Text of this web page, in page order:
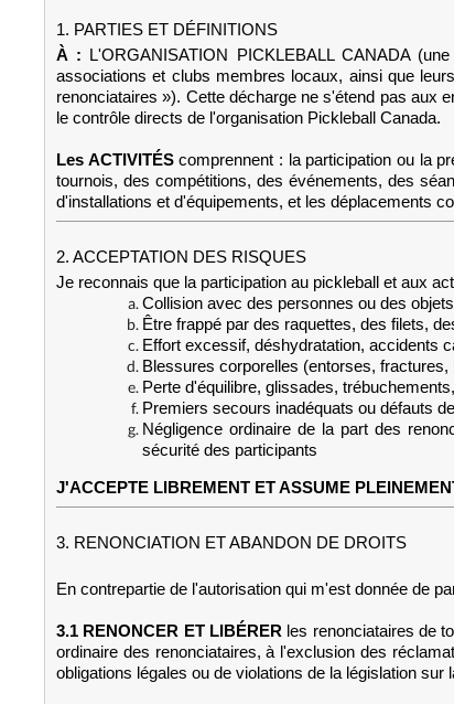
1. PARTIES ET DÉFINITIONS
À :
L'ORGANISATION PICKLEBALL CANADA
associations et clubs membres locaux, ainsi que
renonciataires »). Cette décharge ne s'étend pas aux
le contrôle directs de l'organisation Pickleball Canada.
Les ACTIVITÉScomprennent : la participation ou la
tournois, des compétitions, des événements, des
d'installations et d'équipements, et les déplacements
2. ACCEPTATION DES RISQUES
Je reconnais que la participation au pickleball et aux
Collision avec des personnes ou des objets
Être frappé par des raquettes, des filets,
Effort excessif, déshydratation, accidents
Blessures corporelles (entorses,
Perte d'équilibre, glissades,
Premiers secours inadéquats ou défauts
Négligence ordinaire de la part des
sécurité des participants
J'ACCEPTE LIBREMENT ET ASSUME
3. RENONCIATION ET ABANDON DE DROITS
En contrepartie de l'autorisation qui m'est donnée de
3.1 RENONCER ET LIBÉRER les renonciataires de
ordinaire des renonciataires, à l'exclusion des
obligations légales ou de violations de la législation